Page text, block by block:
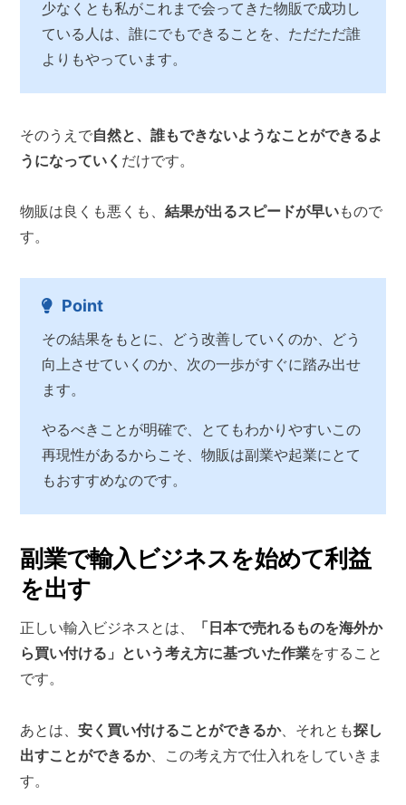
少なくとも私がこれまで会ってきた物販で成功し
ている人は、誰にでもできることを、ただただ誰
よりもやっています。
そのうえで自然と、誰もできないようなことができるよ
うになっていく だけです。
物販は良くも悪くも、結果が出るスピードが早いもので
す。
Point
その結果をもとに、どう改善していくのか、どう
向上させていくのか、次の一歩がすぐに踏み出せ
ます。
やるべきことが明確で、とてもわかりやすいこの
再現性があるからこそ、物販は副業や起業にとて
もおすすめなのです。
副業で輸入ビジネスを始めて利益
を出す
正しい輸入ビジネスとは、
「日本で売れるものを海外か
ら買い付ける」という考え方に基づいた作業をすること
です。
あとは、安く買い付けることができるか、それとも探し
出すことができるか、この考え方で仕入れをしていきま
す。